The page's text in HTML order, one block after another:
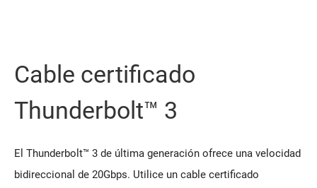
Cable certificado
Thunderbolt™ 3
El Thunderbolt™ 3 de última generación ofrece una velocidad
bidireccional de 20Gbps. Utilice un cable certificado